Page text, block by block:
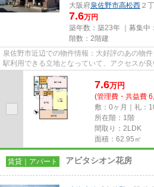
大阪府泉佐野市高松西 ２
7.6万円
築年数：築23年 ｜募集中：
階数：2階建
泉佐野市近辺での物件情報：大好評のあの物
駅利用できる立地となっていて、アクセスが
7.6万円
(管理費・共益費
敷：0ヶ月｜礼：
所在階：1階
間取り：2LDK
面積：62.95㎡
賃貸｜アパート アビタシオン花房